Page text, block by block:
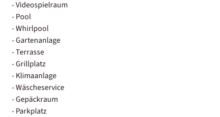
- Videospielraum
- Pool
- Whirlpool
- Gartenanlage
- Terrasse
- Grillplatz
- Klimaanlage
- Wäscheservice
- Gepäckraum
- Parkplatz